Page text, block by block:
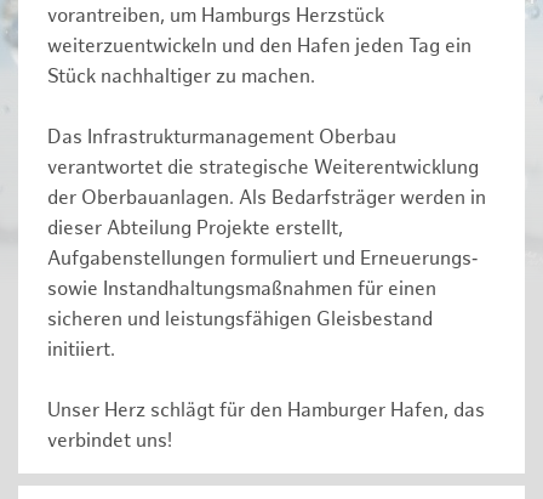
vorantreiben, um Hamburgs Herzstück
weiterzuentwickeln und den Hafen jeden Tag ein
Stück nachhaltiger zu machen.
Das Infrastrukturmanagement Oberbau
verantwortet die strategische Weiterentwicklung
der Oberbauanlagen. Als Bedarfsträger werden in
dieser Abteilung Projekte erstellt,
Aufgabenstellungen formuliert und Erneuerungs‑
sowie Instandhaltungsmaßnahmen für einen
sicheren und leistungsfähigen Gleisbestand
initiiert.
Unser Herz schlägt für den Hamburger Hafen, das
verbindet uns!